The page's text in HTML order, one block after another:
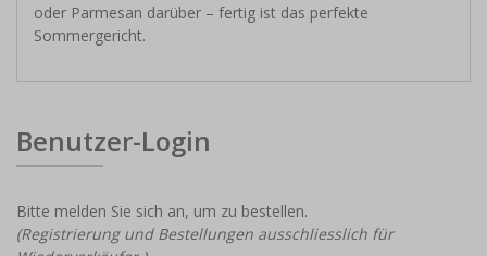
oder Parmesan darüber – fertig ist das perfekte
Sommergericht.
Benutzer-Login
Bitte melden Sie sich an, um zu bestellen.
(Registrierung und Bestellungen ausschliesslich für